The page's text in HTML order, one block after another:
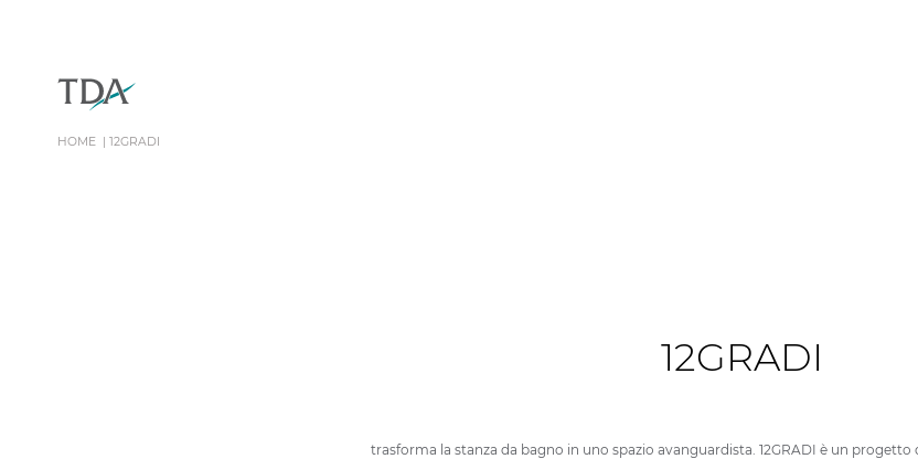
HOME 12GRADI
12GRADI
trasforma la stanza da bagno in uno spazio avanguardista. 12GRADI è un